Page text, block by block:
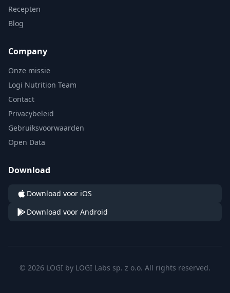
Recepten
Blog
Company
Onze missie
Logi Nutrition Team
Contact
Privacybeleid
Gebruiksvoorwaarden
Open Data
Download
Download voor iOS
Download voor Android
© 2026 LOGI by LOGI Labs sp. z o.o. All rights reserved.